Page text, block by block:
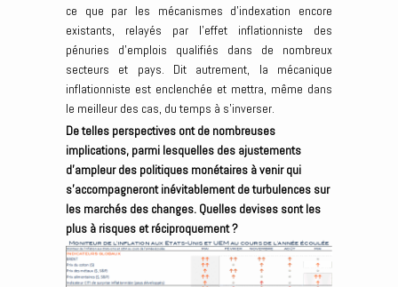
ce que par les mécanismes d’indexation encore
existants, relayés par l’effet inflationniste des
pénuries d’emplois qualifiés dans de nombreux
secteurs et pays. Dit autrement, la mécanique
inflationniste est enclenchée et mettra, même dans
le meilleur des cas, du temps à s’inverser.
De telles perspectives ont de nombreuses
implications, parmi lesquelles des ajustements
d’ampleur des politiques monétaires à venir qui
s’accompagneront inévitablement de turbulences sur
les marchés des changes. Quelles devises sont les
plus à risques et réciproquement ?